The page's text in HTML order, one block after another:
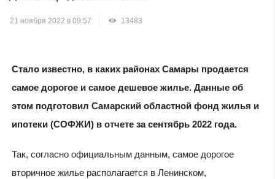
21 ноября 2022 в 09:57 13483
Стало известно, в каких районах Самары продается
самое дорогое и самое дешевое жилье. Данные об
этом подготовил Самарский областной фонд жилья и
ипотеки (СОФЖИ) в отчете за сентябрь 2022 года.
Так, согласно официальным данным, самое дорогое
вторичное жилье располагается в Ленинском,